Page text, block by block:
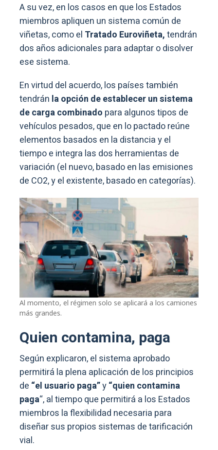
A su vez, en los casos en que los Estados
miembros apliquen un sistema común de
viñetas, como el Tratado Euroviñeta,tendrán
dos años adicionales para adaptar o disolver
ese sistema.
En virtud del acuerdo, los países también
tendrán la opción de establecer un sistema
de carga combinado para algunos tipos de
vehículos pesados, que en lo pactado reúne
elementos basados en la distancia y el
tiempo e integra las dos herramientas de
variación (el nuevo, basado en las emisiones
de CO2, y el existente, basado en categorías).
Al momento, el régimen solo se aplicará a los camiones
más grandes.
Quien contamina, paga
Según explicaron, el sistema aprobado
permitirá la plena aplicación de los principios
de “el usuario paga”y“quien contamina
paga“, al tiempo que permitirá a los Estados
miembros la flexibilidad necesaria para
diseñar sus propios sistemas de tarificación
vial.